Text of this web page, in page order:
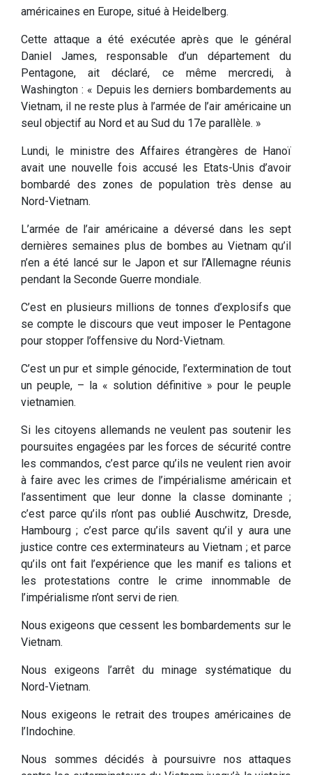
américaines en Europe, situé à Heidelberg.
Cette attaque a été exécutée après que le général
Daniel James, responsable d’un département du
Pentagone, ait déclaré, ce même mercredi, à
Washington : « Depuis les derniers bombardements au
Vietnam, il ne reste plus à l’armée de l’air américaine un
seul objectif au Nord et au Sud du 17e parallèle. »
Lundi, le ministre des Affaires étrangères de Hanoï
avait une nouvelle fois accusé les Etats-Unis d’avoir
bombardé des zones de population très dense au
Nord-Vietnam.
L’armée de l’air américaine a déversé dans les sept
dernières semaines plus de bombes au Vietnam qu’il
n’en a été lancé sur le Japon et sur l’Allemagne réunis
pendant la Seconde Guerre mondiale.
C’est en plusieurs millions de tonnes d’explosifs que
se compte le discours que veut imposer le Pentagone
pour stopper l’offensive du Nord-Vietnam.
C’est un pur et simple génocide, l’extermination de tout
un peuple, – la « solution définitive » pour le peuple
vietnamien.
Si les citoyens allemands ne veulent pas soutenir les
poursuites engagées par les forces de sécurité contre
les commandos, c’est parce qu’ils ne veulent rien avoir
à faire avec les crimes de l’impérialisme américain et
l’assentiment que leur donne la classe dominante ;
c’est parce qu’ils n’ont pas oublié Auschwitz, Dresde,
Hambourg ; c’est parce qu’ils savent qu’il y aura une
justice contre ces exterminateurs au Vietnam ; et parce
qu’ils ont fait l’expérience que les manif es talions et
les protestations contre le crime innommable de
l’impérialisme n’ont servi de rien.
Nous exigeons que cessent les bombardements sur le
Vietnam.
Nous exigeons l’arrêt du minage systématique du
Nord-Vietnam.
Nous exigeons le retrait des troupes américaines de
l’Indochine.
Nous sommes décidés à poursuivre nos attaques